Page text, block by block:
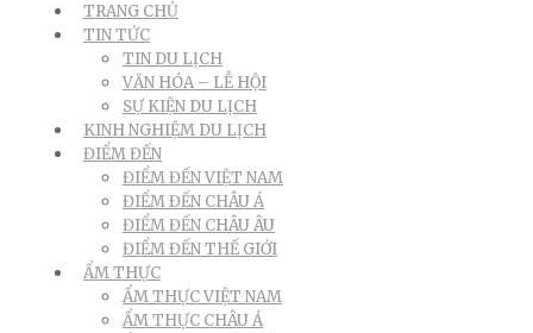
TRANG CHỦ
TIN TỨC
TIN DU LỊCH
VĂN HÓA – LỄ HỘI
SỰ KIỆN DU LỊCH
KINH NGHIỆM DU LỊCH
ĐIỂM ĐẾN
ĐIỂM ĐẾN VIỆT NAM
ĐIỂM ĐẾN CHÂU Á
ĐIỂM ĐẾN CHÂU ÂU
ĐIỂM ĐẾN THẾ GIỚI
ẨM THỰC
ẨM THỰC VIỆT NAM
ẨM THỰC CHÂU Á